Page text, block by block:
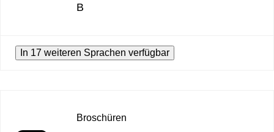
B
In 17 weiteren Sprachen verfügbar
Broschüren